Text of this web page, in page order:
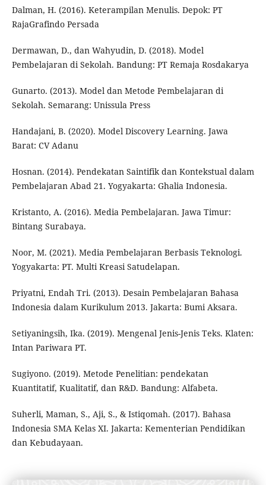
Dalman, H. (2016). Keterampilan Menulis. Depok: PT
RajaGrafindo Persada
Dermawan, D., dan Wahyudin, D. (2018). Model
Pembelajaran di Sekolah. Bandung: PT Remaja Rosdakarya
Gunarto. (2013). Model dan Metode Pembelajaran di
Sekolah. Semarang: Unissula Press
Handajani, B. (2020). Model Discovery Learning. Jawa
Barat: CV Adanu
Hosnan. (2014). Pendekatan Saintifik dan Kontekstual dalam
Pembelajaran Abad 21. Yogyakarta: Ghalia Indonesia.
Kristanto, A. (2016). Media Pembelajaran. Jawa Timur:
Bintang Surabaya.
Noor, M. (2021). Media Pembelajaran Berbasis Teknologi.
Yogyakarta: PT. Multi Kreasi Satudelapan.
Priyatni, Endah Tri. (2013). Desain Pembelajaran Bahasa
Indonesia dalam Kurikulum 2013. Jakarta: Bumi Aksara.
Setiyaningsih, Ika. (2019). Mengenal Jenis-Jenis Teks. Klaten:
Intan Pariwara PT.
Sugiyono. (2019). Metode Penelitian: pendekatan
Kuantitatif, Kualitatif, dan R&D. Bandung: Alfabeta.
Suherli, Maman, S., Aji, S., & Istiqomah. (2017). Bahasa
Indonesia SMA Kelas XI. Jakarta: Kementerian Pendidikan
dan Kebudayaan.